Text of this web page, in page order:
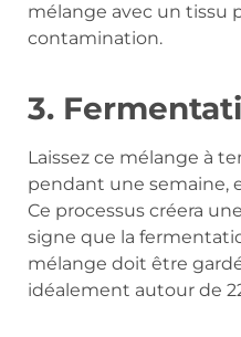
mélange avec un tissu
contamination.
3.
Laissez ce mélange à
pendant une semaine,
Ce processus créera
signe que la
mélange doit être
idéalement autour de